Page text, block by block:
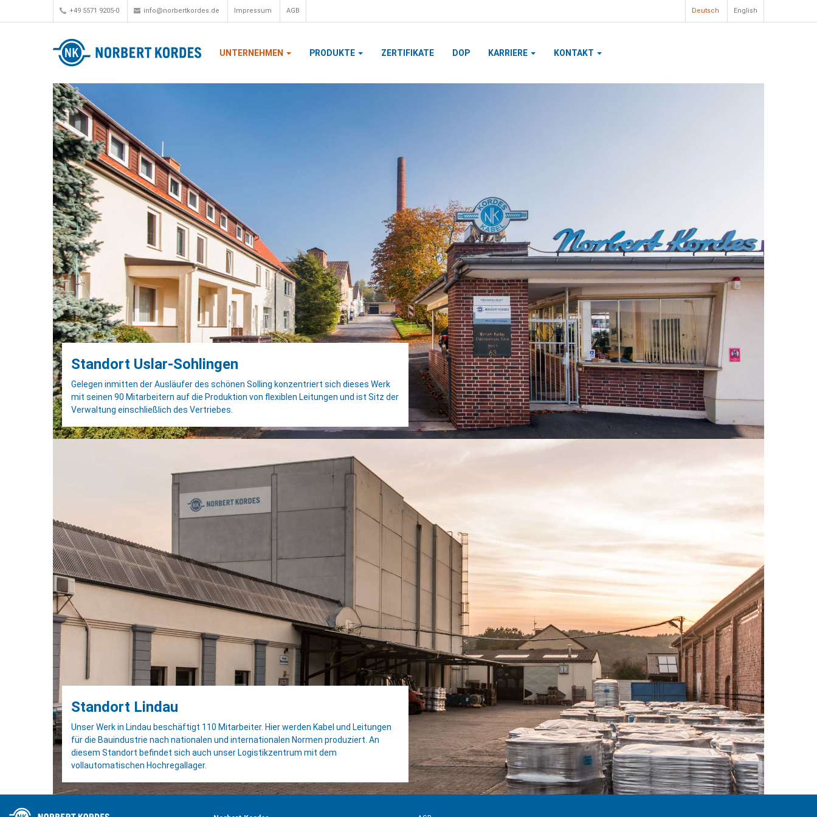
Deutsch English
+49 5571 9205-0 info@norbertkordes.de Impressum AGB
UNTERNEHMEN PRODUKTE ZERTIFIKATE DOP KARRIERE KONTAKT
Standort Uslar-Sohlingen
Gelegen inmitten der Ausläufer des schönen Solling konzentriert sich dieses Werk
mit seinen 90 Mitarbeitern auf die Produktion von flexiblen Leitungen und ist Sitz der
Verwaltung einschließlich des Vertriebes.
Standort Lindau
Unser Werk in Lindau beschäftigt 110 Mitarbeiter. Hier werden Kabel und Leitungen
für die Bauindustrie nach nationalen und internationalen Normen produziert. An
diesem Standort befindet sich auch unser Logistikzentrum mit dem
vollautomatischen Hochregallager.